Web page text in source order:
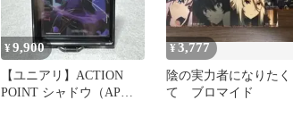
¥9,900
【ユニアリ】ACTION
POINT シャドウ（AP）
¥3,777
陰の実力者になりたく
て ブロマイド